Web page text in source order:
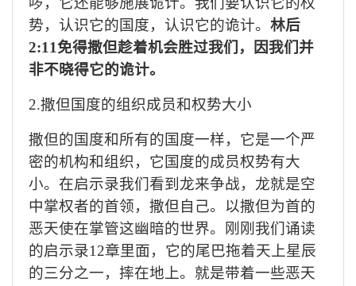
势，认识它的国度，认识它的诡计。 林后
2:11免得撒但趁着机会胜过我们，因我们并
非不晓得它的诡计。
2.撒但国度的组织成员和权势大小
撒但的国度和所有的国度一样，它是一个严
密的机构和组织，它国度的成员权势有大
小。 在启示录我们看到龙来争战，龙就是空
中掌权者的首领，撒但自己。 以撒但为首的
恶天使在掌管这幽暗的世界。刚刚我们诵读
的启示录12章里面，它的尾巴拖着天上星辰
的三分之一，摔在地上。就是带着一些恶天